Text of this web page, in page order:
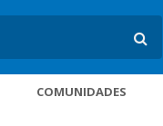
COMUNIDADES